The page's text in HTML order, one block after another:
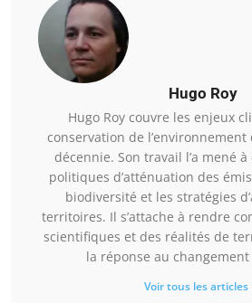
Hugo Roy
Hugo Roy couvre les enjeux
conservation de l’environnement
décennie. Son travail l’a mené
politiques d’atténuation des
biodiversité et les stratégies
territoires. Il s’attache à rendre
scientifiques et des réalités de
la réponse au
Voir tous les